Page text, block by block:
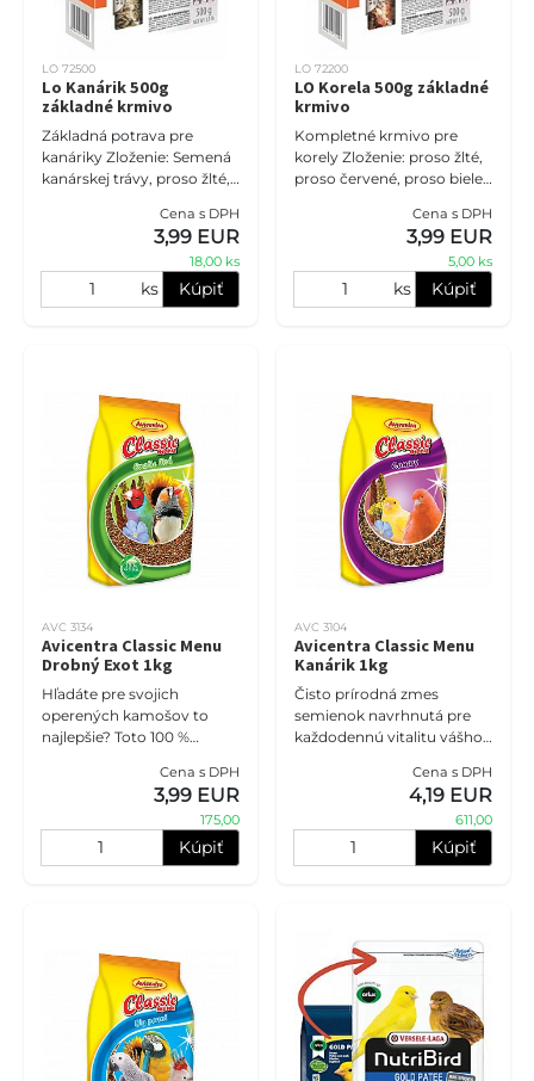
LO 72500
Lo Kanárik 500g
základné krmivo
Základná potrava pre
kanáriky Zloženie: Semená
kanárskej trávy, proso žlté,
proso biele, lúpaný ovos,
ľanové semienko, konopné
Cena s DPH
3,99 EUR
18,00 ks
ks Kúpiť
LO 72200
LO Korela 500g základné
krmivo
Kompletné krmivo pre
korely Zloženie: proso žlté,
proso červené, proso biele,
ovos, pohánka, ľanové
semienko, cirok biely, ciro
Cena s DPH
3,99 EUR
5,00 ks
ks Kúpiť
AVC 3134
Avicentra Classic Menu
Drobný Exot 1kg
Hľadáte pre svojich
operených kamošov to
najlepšie? Toto 100 %
gouldám, amadinám či
astrildom všetko, čo
potrebujú. Starostlivo n
Cena s DPH
3,99 EUR
175,00
Kúpiť
AVC 3104
Avicentra Classic Menu
Kanárik 1kg
Čisto prírodná zmes
semienok navrhnutá pre
každodennú vitalitu vášho
základné krmivo dodá
vtáčikovi správnu dávku
Cena s DPH
4,19 EUR
611,00
Kúpiť